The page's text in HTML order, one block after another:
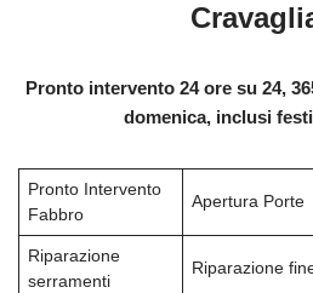
Pronto intervento 24 ore su 24,
domenica, inclusi
Pronto Intervento
Fabbro
Apertura Porte
Riparazione
serramenti
Riparazione